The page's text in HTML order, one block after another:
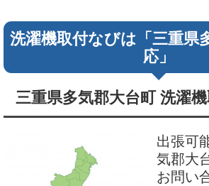
洗濯機取付なびは「三重県
応」
三重県多気郡大台町 洗濯
出張可
気郡大
お問い